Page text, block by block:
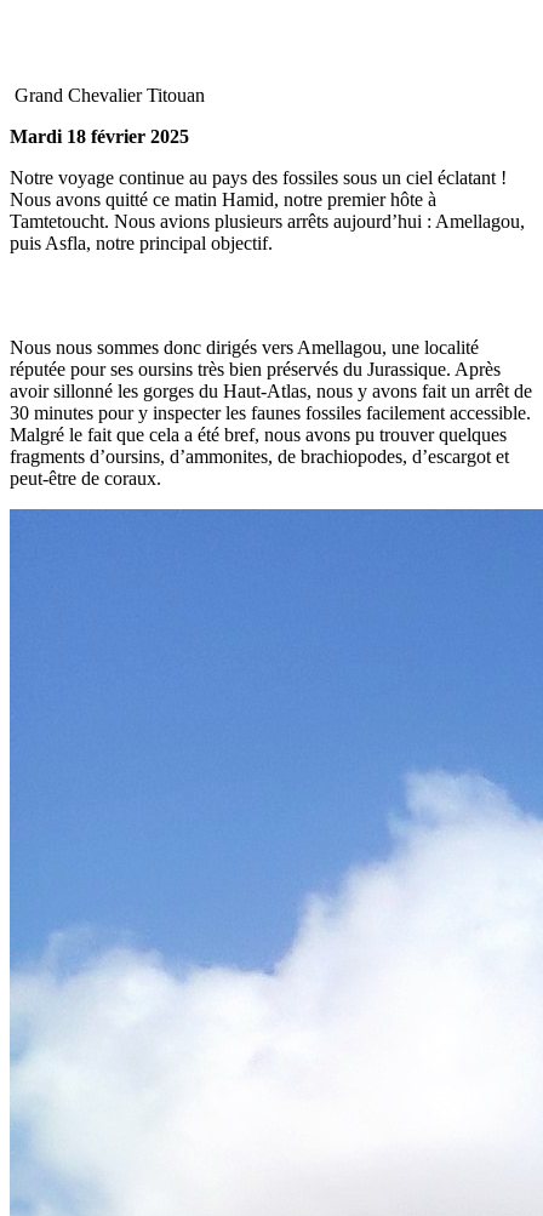
Grand Chevalier Titouan
Mardi 18 février 2025
Notre voyage continue au pays des fossiles sous un ciel éclatant !
Nous avons quitté ce matin Hamid, notre premier hôte à
Tamtetoucht. Nous avions plusieurs arrêts aujourd’hui : Amellagou,
puis Asfla, notre principal objectif.
Nous nous sommes donc dirigés vers Amellagou, une localité
réputée pour ses oursins très bien préservés du Jurassique. Après
avoir sillonné les gorges du Haut-Atlas, nous y avons fait un arrêt de
30 minutes pour y inspecter les faunes fossiles facilement accessible.
Malgré le fait que cela a été bref, nous avons pu trouver quelques
fragments d’oursins, d’ammonites, de brachiopodes, d’escargot et
peut-être de coraux.